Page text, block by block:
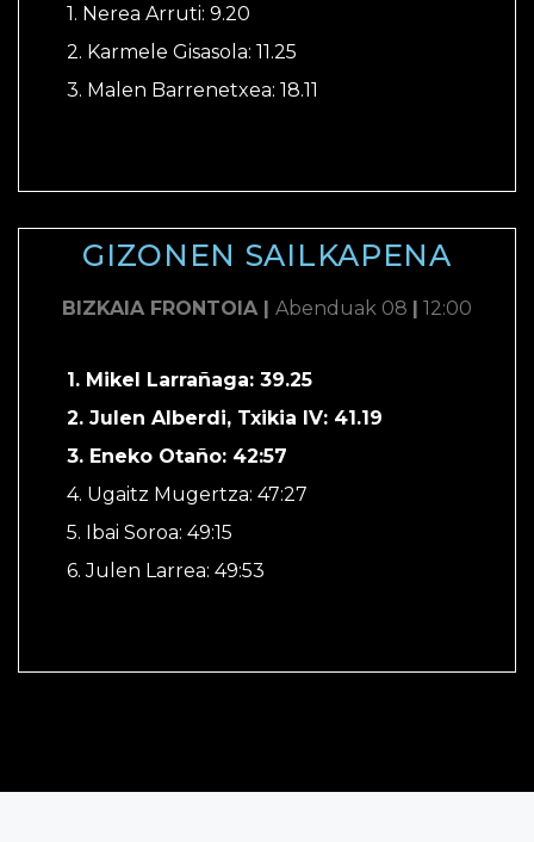
1. Nerea Arruti: 9.20
2. Karmele Gisasola: 11.25
3. Malen Barrenetxea: 18.11
GIZONEN SAILKAPENA
BIZKAIA FRONTOIA | Abenduak 08 | 12:00
1. Mikel Larrañaga: 39.25
2. Julen Alberdi, Txikia IV: 41.19
3. Eneko Otaño: 42:57
4. Ugaitz Mugertza: 47:27
5. Ibai Soroa: 49:15
6. Julen Larrea: 49:53